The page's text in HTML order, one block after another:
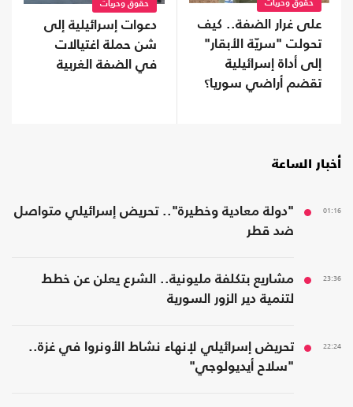
حقوق وحريات
على غرار الضفة.. كيف
تحولت "سريّة الأبقار"
إلى أداة إسرائيلية
تقضم أراضي سوريا؟
حقوق وحريات
دعوات إسرائيلية إلى
شن حملة اغتيالات
في الضفة الغربية
أخبار الساعة
01:16
"دولة معادية وخطيرة".. تحريض إسرائيلي متواصل
ضد قطر
23:36
مشاريع بتكلفة مليونية.. الشرع يعلن عن خطط
لتنمية دير الزور السورية
22:24
تحريض إسرائيلي لإنهاء نشاط الأونروا في غزة..
"سلاح أيديولوجي"